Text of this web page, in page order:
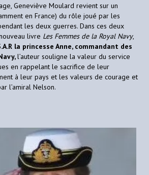
Geneviève Moulard revient sur un
en France) du rôle joué par les
les deux guerres. Dans ces deux
livre Les Femmes de la Royal Navy,
la princesse Anne, commandant des
l’auteur souligne la valeur du service
en rappelant le sacrifice de leur
à leur pays et les valeurs de courage et
l’amiral Nelson.